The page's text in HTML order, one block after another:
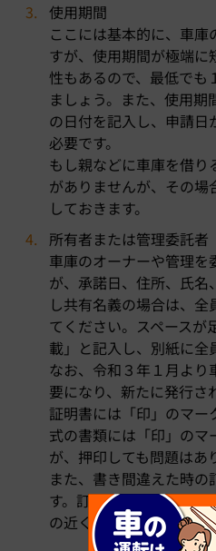
使用期間
ここには基本的に、車
すが、使用期間が極端
性もあるので、最低でも
ましょう。また、使用
の日付を記入し、申請
必要です。
もし親などに車庫を借
がありませんが、その
しておきます。
所有者または管理委託者
車庫のオーナーや管理
が、承諾日、住所、氏名
し共有名義の場合は、
てください。スペースが
載」と記入し、別紙に全
なお、令和３年１月よ
要になり、新たに発行さ
証明書には「印」のマー
式の書類には「印」の
が、押印しても問題はあ
また、書き間違えた時
す。訂正する場合には、
の近くに正しい内容を記